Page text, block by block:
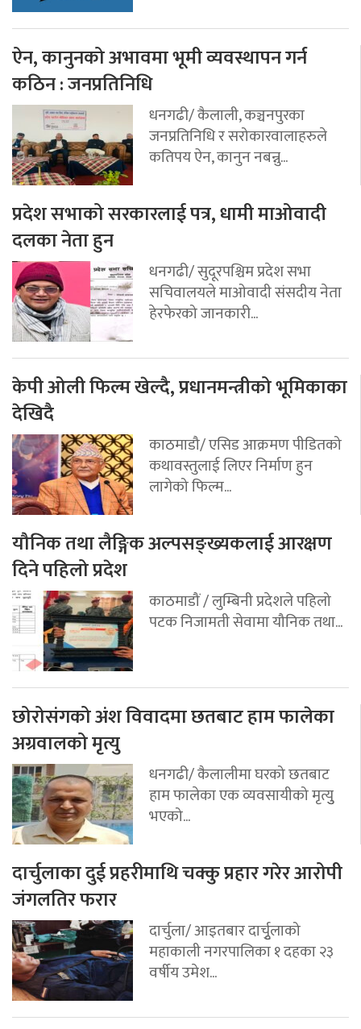
ऐन, कानुनको अभावमा भूमी व्यवस्थापन गर्न
कठिन : जनप्रतिनिधि
धनगढी/ कैलाली, कञ्चनपुरका
जनप्रतिनिधि र सरोकारवालाहरुले
कतिपय ऐन, कानुन नबन्नु...
प्रदेश सभाको सरकारलाई पत्र, धामी माओवादी
दलका नेता हुन
धनगढी/ सुदूरपश्चिम प्रदेश सभा
सचिवालयले माओवादी संसदीय नेता
हेरफेरको जानकारी...
केपी ओली फिल्म खेल्दै, प्रधानमन्त्रीको भूमिकाका
देखिदै
काठमाडौ/ एसिड आक्रमण पीडितको
कथावस्तुलाई लिएर निर्माण हुन
लागेको फिल्म...
यौनिक तथा लैङ्गिक अल्पसङ्ख्यकलाई आरक्षण
दिने पहिलो प्रदेश
काठमाडौं / लुम्बिनी प्रदेशले पहिलो
पटक निजामती सेवामा यौनिक तथा...
छोरोसंगको अंश विवादमा छतबाट हाम फालेका
अग्रवालको मृत्यु
धनगढी/ कैलालीमा घरको छतबाट
हाम फालेका एक व्यवसायीको मृत्युु
भएको...
दार्चुलाका दुई प्रहरीमाथि चक्कु प्रहार गरेर आरोपी
जंगलतिर फरार
दार्चुला/ आइतबार दार्चुृलाको
महाकाली नगरपालिका १ दहका २३
वर्षीय उमेश...